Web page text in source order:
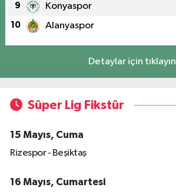
9 Konyaspor
10 Alanyaspor
Detaylar için tıklayın
Süper Lig Fikstür
15 Mayıs, Cuma
Rizespor - Beşiktaş
16 Mayıs, Cumartesi